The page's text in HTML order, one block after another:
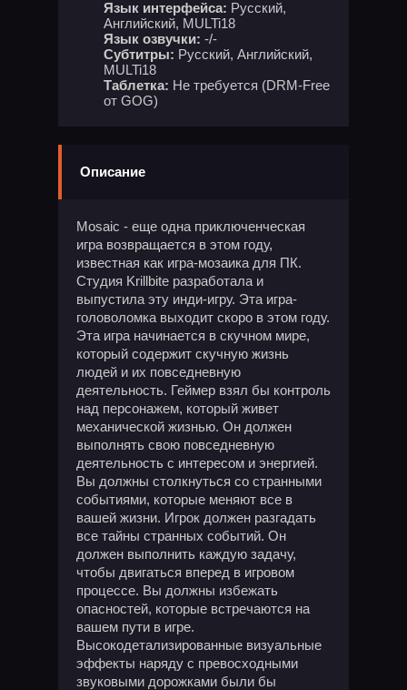
Язык интерфейса: Русский,
Английский, MULTi18
Язык озвучки: -/-
Субтитры: Русский, Английский,
MULTi18
Таблетка: Не требуется (DRM-Free
от GOG)
Описание
Mosaic - еще одна приключенческая
игра возвращается в этом году,
известная как игра-мозаика для ПК.
Студия Krillbite разработала и
выпустила эту инди-игру. Эта игра-
головоломка выходит скоро в этом году.
Эта игра начинается в скучном мире,
который содержит скучную жизнь
людей и их повседневную
деятельность. Геймер взял бы контроль
над персонажем, который живет
механической жизнью. Он должен
выполнять свою повседневную
деятельность с интересом и энергией.
Вы должны столкнуться со странными
событиями, которые меняют все в
вашей жизни. Игрок должен разгадать
все тайны странных событий. Он
должен выполнить каждую задачу,
чтобы двигаться вперед в игровом
процессе. Вы должны избежать
опасностей, которые встречаются на
вашем пути в игре.
Высокодетализированные визуальные
эффекты наряду с превосходными
звуковыми дорожками были бы